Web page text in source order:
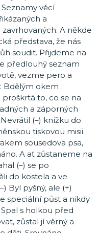
věcí
a
A někde
představa, že nás
soudit. Přijdeme na
předlouhý seznam
vezme pero a
Bdělým okem
to, co se na
a záporných
(–) knížku do
tiskovou misii.
sousedova psa,
A ať zůstaneme na
(–) se po
do kostela a ve
Byl pyšný, ale (+)
speciální půst a nikdy
s holkou před
zůstal jí věrný a